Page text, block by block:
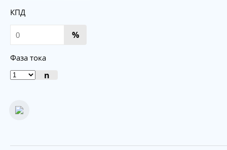
КПД
%
Фаза тока
n